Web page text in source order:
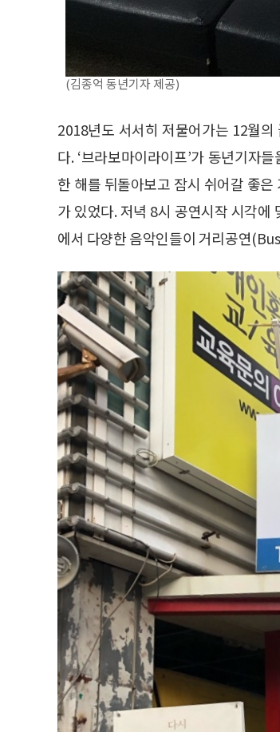
(김종억 동년기자 제공)
2018년도 서서히 저물어가는 12월의
다. ‘브라보마이라이프’가 동년기자
한 해를 뒤돌아보고 잠시 쉬어갈 좋
가 있었다. 저녁 8시 공연시작 시각에
에서 다양한 음악인들이 거리공연